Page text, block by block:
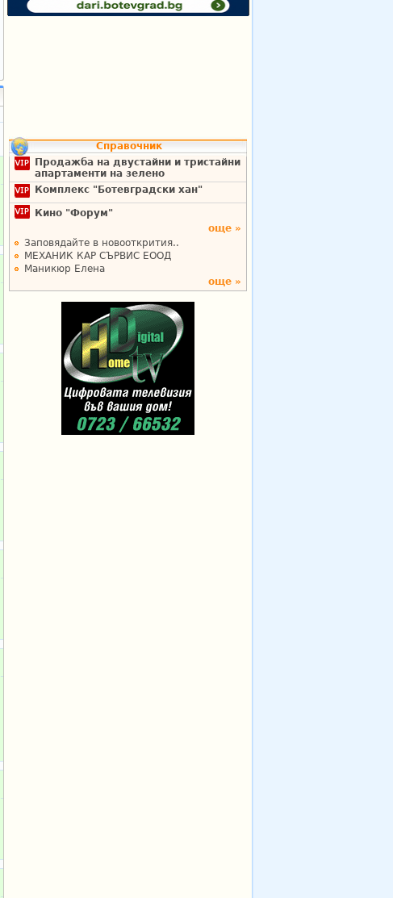
Справочник
Продажба на двустайни и тристайни
апартаменти на зелено
Комплекс "Ботевградски хан"
Кино "Форум"
още »
Заповядайте в новооткрития..
МЕХАНИК КАР СЪРВИС ЕООД
Маникюр Елена
още »